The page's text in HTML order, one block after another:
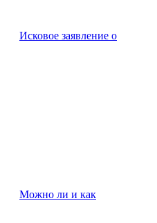
Исковое заявление о
Можно ли и как